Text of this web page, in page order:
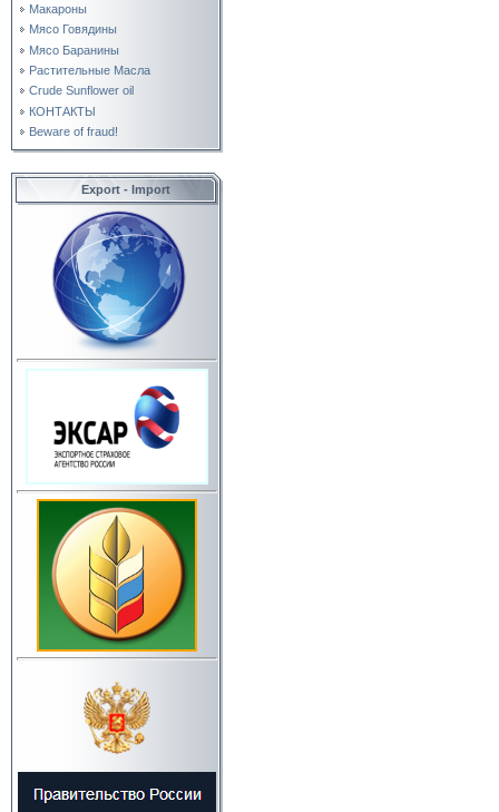
Макароны
Мясо Говядины
Мясо Баранины
Растительные Масла
Crude Sunflower oil
КОНТАКТЫ
Beware of fraud!
Export - Import